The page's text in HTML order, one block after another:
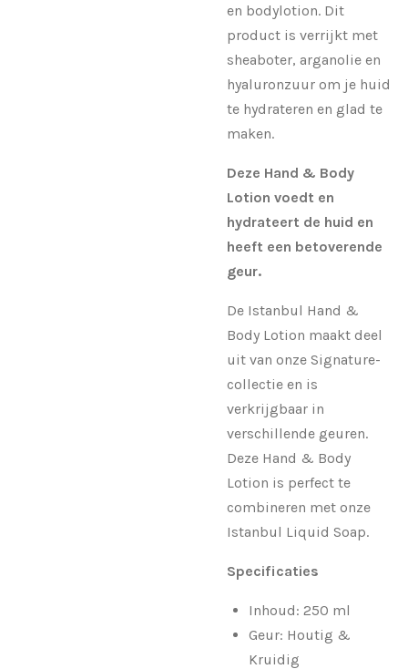
en bodylotion. Dit
product is verrijkt met
sheaboter, arganolie en
hyaluronzuur om je huid
te hydrateren en glad te
maken.
Deze Hand & Body
Lotion voedt en
hydrateert de huid en
heeft een betoverende
geur.
De Istanbul Hand &
Body Lotion maakt deel
uit van onze Signature-
collectie en is
verkrijgbaar in
verschillende geuren.
Deze Hand & Body
Lotion is perfect te
combineren met onze
Istanbul Liquid Soap.
Specificaties
Inhoud: 250 ml
Geur: Houtig &
Kruidig